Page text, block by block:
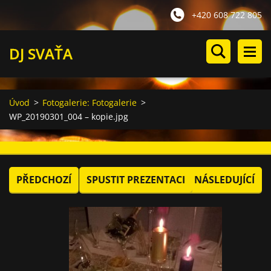
+420 608 722 805
DJ SVAŤA
Úvod > Fotogalerie: Fotogalerie >
WP_20190301_004 – kopie.jpg
PŘEDCHOZÍ SPUSTIT PREZENTACI NÁSLEDUJÍCÍ